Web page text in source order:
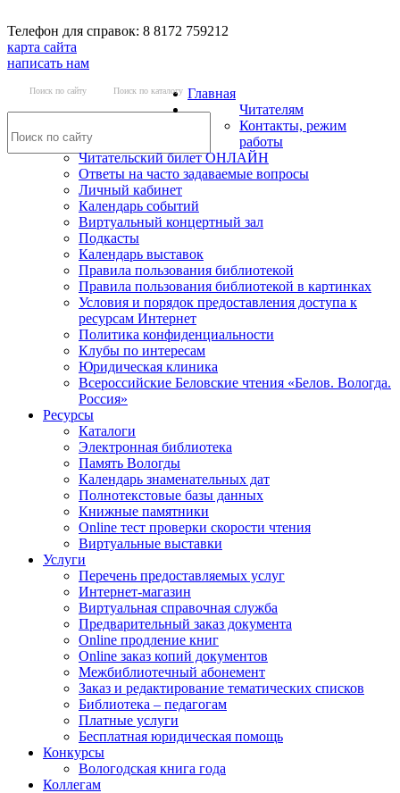
Телефон для справок: 8 8172 759212
карта сайта
написать нам
Поиск по сайту Поиск по каталогу Главная
Читателям
Контакты, режим
работы
Читательский билет ОНЛАЙН
Ответы на часто задаваемые вопросы
Личный кабинет
Календарь событий
Виртуальный концертный зал
Подкасты
Календарь выставок
Правила пользования библиотекой
Правила пользования библиотекой в картинках
Условия и порядок предоставления доступа к
ресурсам Интернет
Политика конфиденциальности
Клубы по интересам
Юридическая клиника
Всероссийские Беловские чтения «Белов. Вологда.
Россия»
Ресурсы
Каталоги
Электронная библиотека
Память Вологды
Календарь знаменательных дат
Полнотекстовые базы данных
Книжные памятники
Online тест проверки скорости чтения
Виртуальные выставки
Услуги
Перечень предоставляемых услуг
Интернет-магазин
Виртуальная справочная служба
Предварительный заказ документа
Online продление книг
Online заказ копий документов
Межбиблиотечный абонемент
Заказ и редактирование тематических списков
Библиотека – педагогам
Платные услуги
Бесплатная юридическая помощь
Конкурсы
Вологодская книга года
Коллегам